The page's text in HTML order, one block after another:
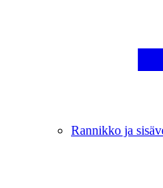
Rannikko ja